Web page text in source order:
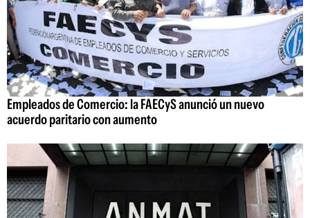
Empleados de Comercio: la FAECyS anunció un nuevo
acuerdo paritario con aumento